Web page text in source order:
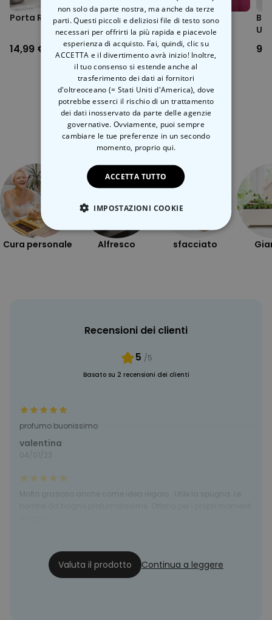
l'uso.
Conservare in un luogo fresco e asciutto
Porta Rasoio Mr Razor
14,99 €
Sapone Dirty Bitch
6,99 €
Categoria correlata
Scopri l'altra categoria di cose insolite
Cura personale Alfresco sfacciato
Recensioni dei clienti
5 /5
Basato su 2 recensioni dei clienti
profumo buonissimo
valentina
04/01/23
Molto grazioso anche come idea regalo . Utile la spugna. Le
Valuta il prodotto Continua a leggere
non solo da parte nostra, ma anche da terze
parti. Questi piccoli e deliziosi file di testo sono
necessari per offrirti la più rapida e piacevole
esperienza di acquisto. Fai, quindi, clic su
ACCETTA e il divertimento avrà inizio! Inoltre,
il tuo consenso si estende anche al
trasferimento dei dati ai fornitori
d'oltreoceano (= Stati Uniti d'America), dove
potrebbe esserci il rischio di un trattamento
dei dati inosservato da parte delle agenzie
governative. Ovviamente, puoi sempre
cambiare le tue preferenze in un secondo
momento, proprio qui.
ACCETTA TUTTO
IMPOSTAZIONI COOKIE
STRETTAMENTE NECESSARIO